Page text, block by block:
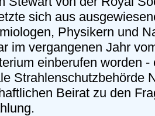
sich aus
Physikern und
im vergangenen Jahr
einberufen worden -
Strahlenschutzbehörde
Beirat zu den